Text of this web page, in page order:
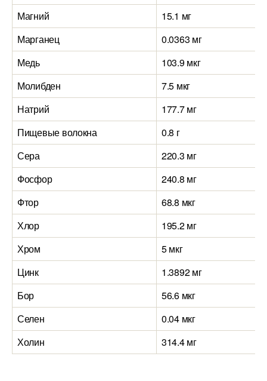
Магний
15.1 мг
Марганец
0.0363 мг
Медь
103.9 мкг
Молибден
7.5 мкг
Натрий
177.7 мг
Пищевые волокна
0.8 г
Сера
220.3 мг
Фосфор
240.8 мг
Фтор
68.8 мкг
Хлор
195.2 мг
Хром
5 мкг
Цинк
1.3892 мг
Бор
56.6 мкг
Селен
0.04 мкг
Холин
314.4 мг